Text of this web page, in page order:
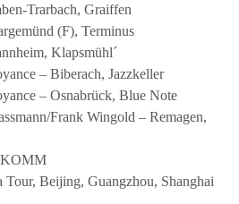
Trarbach, Graiffen
(F), Terminus
Klapsmühl´
– Biberach, Jazzkeller
– Osnabrück, Blue Note
Frank Wingold – Remagen,
KOMM
Beijing, Guangzhou, Shanghai